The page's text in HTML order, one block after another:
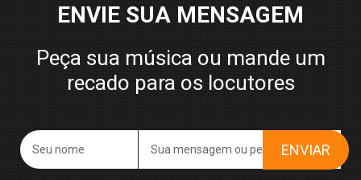
ENVIE SUA MENSAGEM
Peça sua música ou mande um
recado para os locutores
ENVIAR